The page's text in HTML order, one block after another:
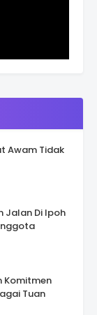
Awam Tidak
Jalan Di Ipoh
Komitmen
Tuan